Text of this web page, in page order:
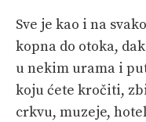
Sve je kao i na
kopna do otoka,
u nekim urama i
koju ćete kročiti,
crkvu, muzeje,